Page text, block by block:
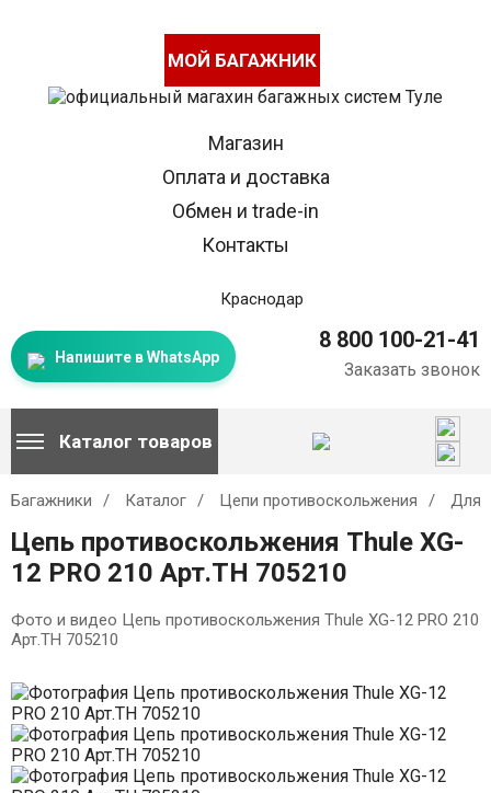
МОЙ БАГАЖНИК
Магазин
Оплата и доставка
Обмен и trade-in
Контакты
Краснодар
Напишите в WhatsApp
8 800 100-21-41
Заказать звонок
Каталог товаров
Багажники Каталог Цепи противоскольжения Для
Цепь противоскольжения Thule XG-
12 PRO 210 Арт.TH 705210
Фото и видео Цепь противоскольжения Thule XG-12 PRO 210
Арт.TH 705210